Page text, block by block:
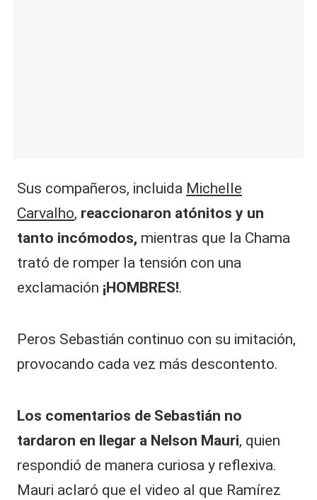
Sus compañeros, incluida Michelle
Carvalho, reaccionaron atónitos y un
tanto incómodos, mientras que la Chama
trató de romper la tensión con una
exclamación ¡HOMBRES!.
Peros Sebastián continuo con su imitación,
provocando cada vez más descontento.
Los comentarios de Sebastián no
tardaron en llegar a Nelson Mauri, quien
respondió de manera curiosa y reflexiva.
Mauri aclaró que el video al que Ramírez